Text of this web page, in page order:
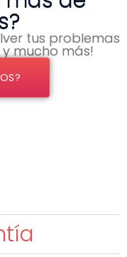
tus problemas
mucho más!